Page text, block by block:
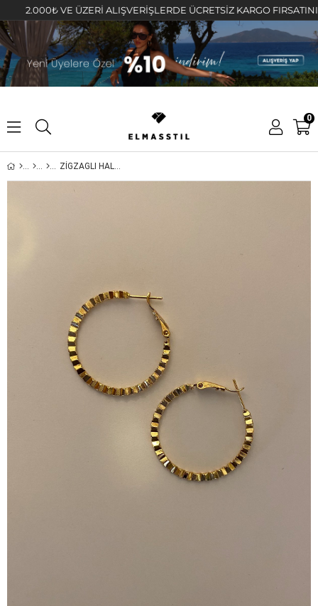
VE ÜZERİ ALIŞVERİŞLERDE ÜCRETSİZ KARGO FIRSATINI
0
ZİGZAGLI HALKA KÜPE 3.4cm